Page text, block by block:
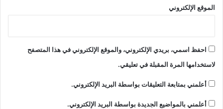
الموقع الإلكتروني
احفظ اسمي، بريدي الإلكتروني، والموقع الإلكتروني في هذا المتصفح
لاستخدامها المرة المقبلة في تعليقي.
أعلمني بمتابعة التعليقات بواسطة البريد الإلكتروني.
أعلمني بالمواضيع الجديدة بواسطة البريد الإلكتروني.